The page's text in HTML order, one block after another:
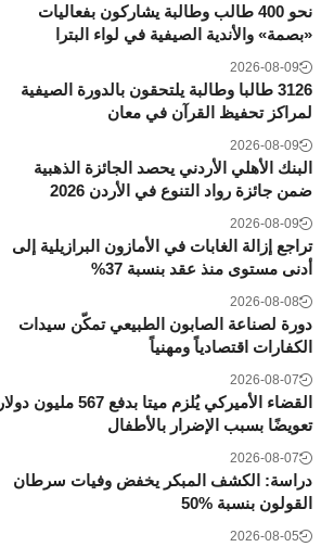
نحو 400 طالب وطالبة يشاركون بفعاليات
«بصمة» والأندية الصيفية في لواء البترا
2026-08-09
3126 طالبا وطالبة يلتحقون بالدورة الصيفية
لمراكز تحفيظ القرآن في معان
2026-08-09
البنك الأهلي الأردني يحصد الجائزة الذهبية
ضمن جائزة رواد التنوع في الأردن 2026
2026-08-09
تراجع إزالة الغابات في الأمازون البرازيلية إلى
أدنى مستوى منذ عقد بنسبة 37%
2026-08-08
دورة لصناعة الصابون الطبيعي تمكّن سيدات
الكفارات اقتصادياً ومهنياً
2026-08-07
القضاء الأميركي يُلزم ميتا بدفع 567 مليون دولار
تعويضًا بسبب الإضرار بالأطفال
2026-08-07
دراسة: الكشف المبكر يخفض وفيات سرطان
القولون بنسبة 50‎%‎
2026-08-05